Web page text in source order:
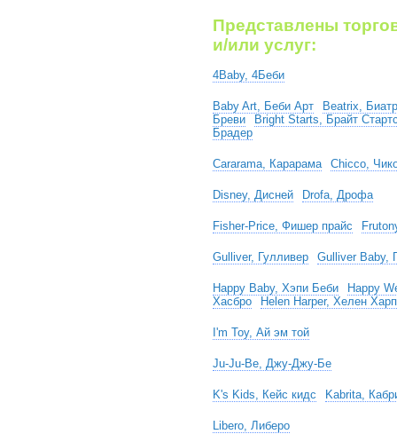
Представлены
и/или услуг:
4Baby, 4Беби
Baby Art, Беби Арт
Beatrix,
Бреви
Bright Starts, Брайт
Брадер
Cararama, Карарама Chicco,
Disney, Дисней Drofa, Дрофа
Fisher-Price, Фишер прайс
Gulliver, Гулливер Gulliver Baby,
Happy Baby, Хэпи Беби
Happy
Хасбро
Helen Harper, Хелен
I'm Toy, Ай эм той
Ju-Ju-Be, Джу-Джу-Бе
K's Kids, Кейс кидс Kabrita,
Libero, Либеро